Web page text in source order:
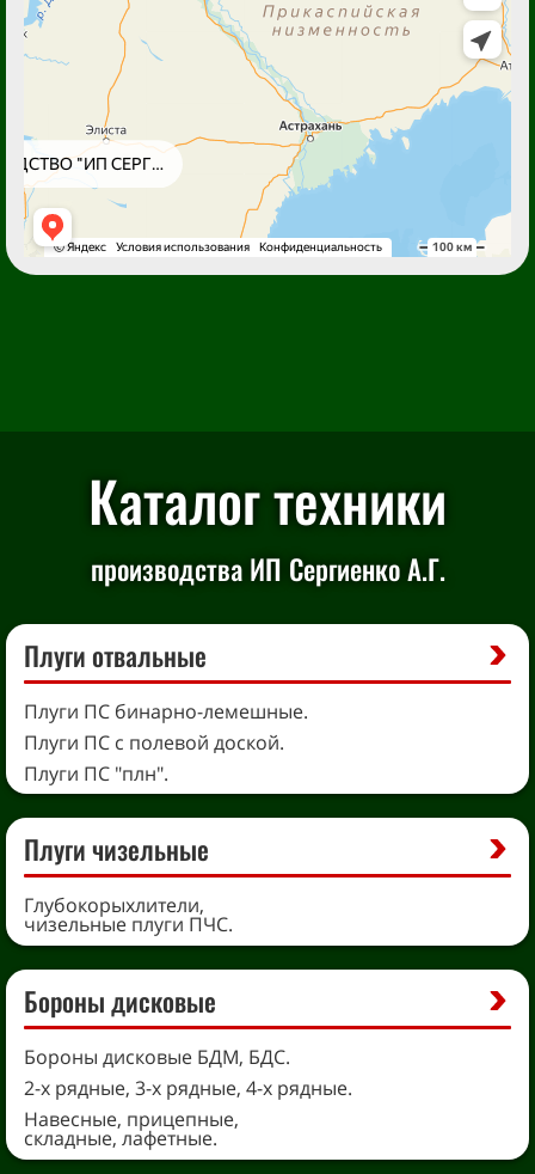
Каталог техники
производства ИП Сергиенко А.Г.
Плуги отвальные
Плуги ПС бинарно-лемешные.
Плуги ПС с полевой доской.
Плуги ПС "плн".
Плуги чизельные
Глубокорыхлители,
чизельные плуги ПЧС.
Бороны дисковые
Бороны дисковые БДМ, БДС.
2-х рядные, 3-х рядные, 4-х рядные.
Навесные, прицепные,
складные, лафетные.